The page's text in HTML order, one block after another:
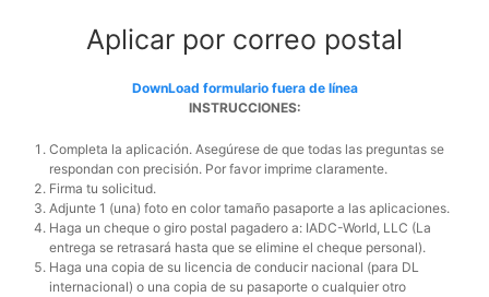
Aplicar por correo postal
DownLoad formulario fuera de línea
INSTRUCCIONES:
Completa la aplicación. Asegúrese de que todas las preguntas se
respondan con precisión. Por favor imprime claramente.
Firma tu solicitud.
Adjunte 1 (una) foto en color tamaño pasaporte a las aplicaciones.
Haga un cheque o giro postal pagadero a: IADC-World, LLC (La
entrega se retrasará hasta que se elimine el cheque personal).
Haga una copia de su licencia de conducir nacional (para DL
internacional) o una copia de su pasaporte o cualquier otro